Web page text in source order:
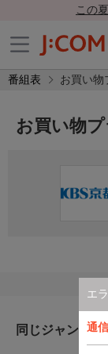
この
番組表 お買い物
エ
通
お買い物
同じジャンル